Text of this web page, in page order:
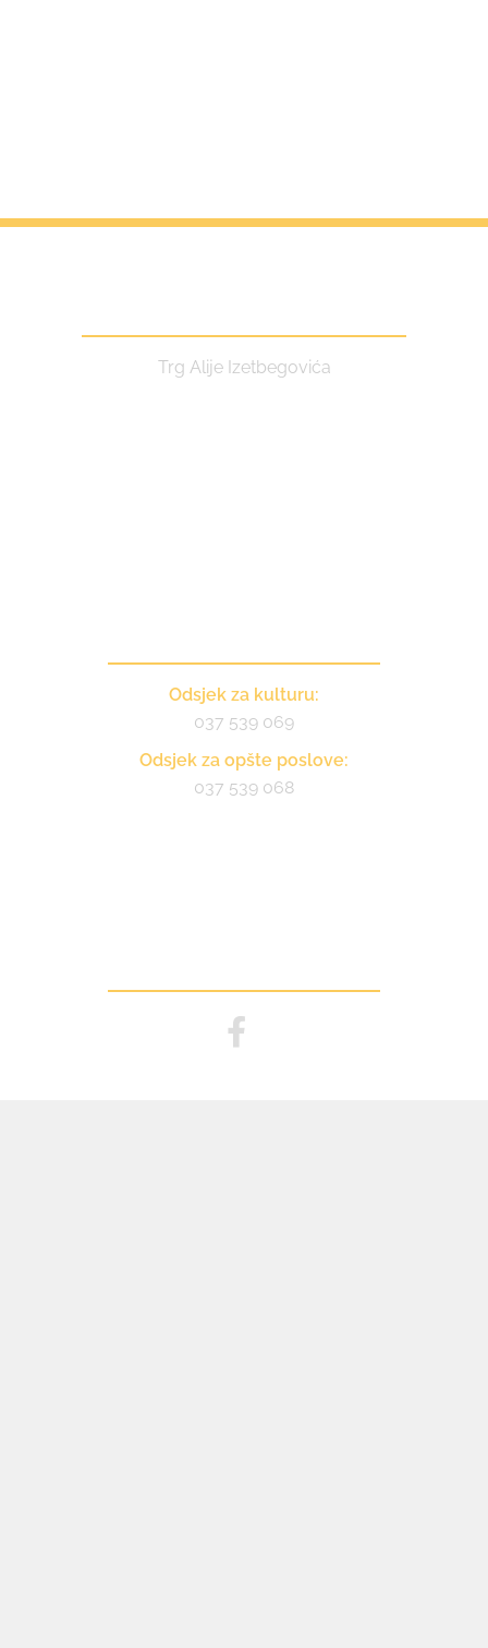
Trg Alije Izetbegovića
Odsjek za kulturu:
037 539 069
Odsjek za opšte poslove:
037 539 068